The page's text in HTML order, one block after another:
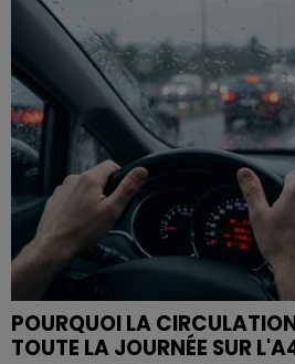
POURQUOI LA
TOUTE LA JOURNÉE SUR